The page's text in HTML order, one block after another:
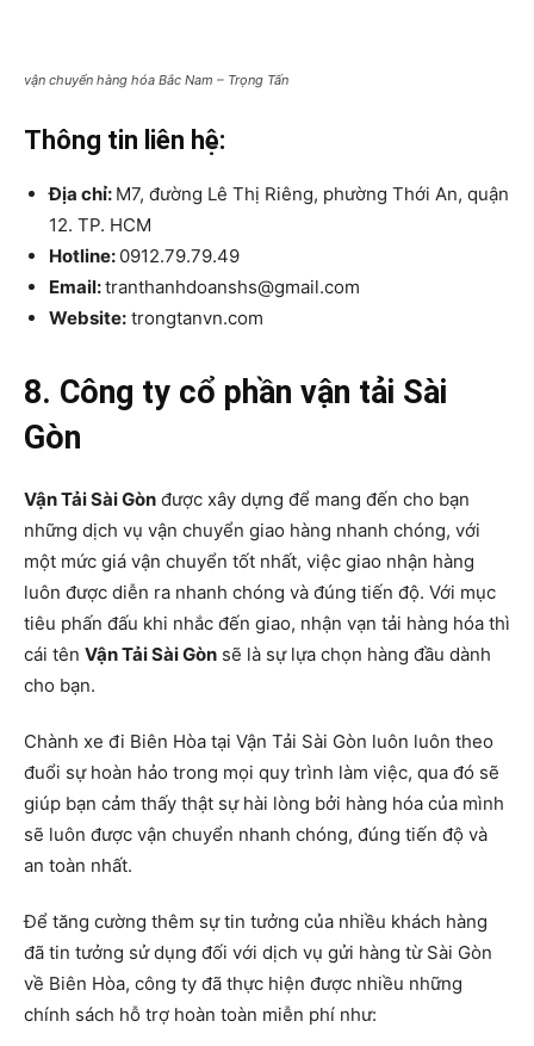
vận chuyển hàng hóa Bắc Nam – Trọng Tấn
Thông tin liên hệ:
Địa chỉ: M7, đường Lê Thị Riêng, phường Thới An, quận
12. TP. HCM
Hotline: 0912.79.79.49
Email:tranthanhdoanshs@gmail.com
Website: trongtanvn.com
8. Công ty cổ phần vận tải Sài
Gòn
Vận Tải Sài Gòn được xây dựng để mang đến cho bạn
những dịch vụ vận chuyển giao hàng nhanh chóng, với
một mức giá vận chuyển tốt nhất, việc giao nhận hàng
luôn được diễn ra nhanh chóng và đúng tiến độ. Với mục
tiêu phấn đấu khi nhắc đến giao, nhận vạn tải hàng hóa thì
cái tên Vận Tải Sài Gòn sẽ là sự lựa chọn hàng đầu dành
cho bạn.
Chành xe đi Biên Hòa tại Vận Tải Sài Gòn luôn luôn theo
đuổi sự hoàn hảo trong mọi quy trình làm việc, qua đó sẽ
giúp bạn cảm thấy thật sự hài lòng bởi hàng hóa của mình
sẽ luôn được vận chuyển nhanh chóng, đúng tiến độ và
an toàn nhất.
Để tăng cường thêm sự tin tưởng của nhiều khách hàng
đã tin tưởng sử dụng đối với dịch vụ gửi hàng từ Sài Gòn
về Biên Hòa, công ty đã thực hiện được nhiều những
chính sách hỗ trợ hoàn toàn miễn phí như: